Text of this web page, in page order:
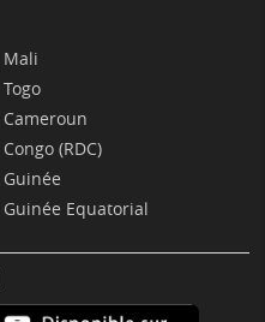
Mali
Togo
Cameroun
Congo (RDC)
Guinée
Guinée Equatorial